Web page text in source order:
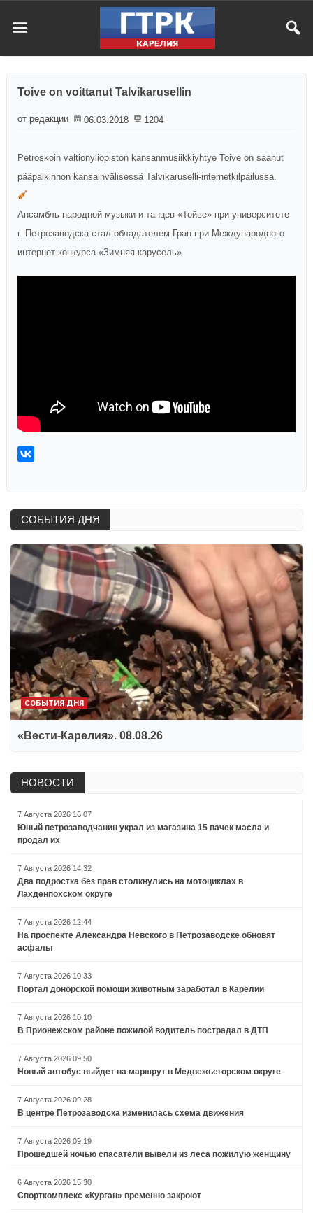
Toive on voittanut Talvikarusellin
от редакции 06.03.2018 1204
Petroskoin valtionyliopiston kansanmusiikkiyhtye Toive on saanut
pääpalkinnon kansainvälisessä Talvikaruselli-internetkilpailussa.
Ансамбль народной музыки и танцев «Тойве» при университете
г. Петрозаводска стал обладателем Гран-при Международного
интернет-конкурса «Зимняя карусель».
СОБЫТИЯ ДНЯ
СОБЫТИЯ ДНЯ
«Вести-Карелия». 08.08.26
НОВОСТИ
7 Августа 2026 16:07
Юный петрозаводчанин украл из магазина 15 пачек масла и
продал их
7 Августа 2026 14:32
Два подростка без прав столкнулись на мотоциклах в
Лахденпохском округе
7 Августа 2026 12:44
На проспекте Александра Невского в Петрозаводске обновят
асфальт
7 Августа 2026 10:33
Портал донорской помощи животным заработал в Карелии
7 Августа 2026 10:10
В Прионежском районе пожилой водитель пострадал в ДТП
7 Августа 2026 09:50
Новый автобус выйдет на маршрут в Медвежьегорском округе
7 Августа 2026 09:28
В центре Петрозаводска изменилась схема движения
7 Августа 2026 09:19
Прошедшей ночью спасатели вывели из леса пожилую женщину
6 Августа 2026 15:30
Спорткомплекс «Курган» временно закроют